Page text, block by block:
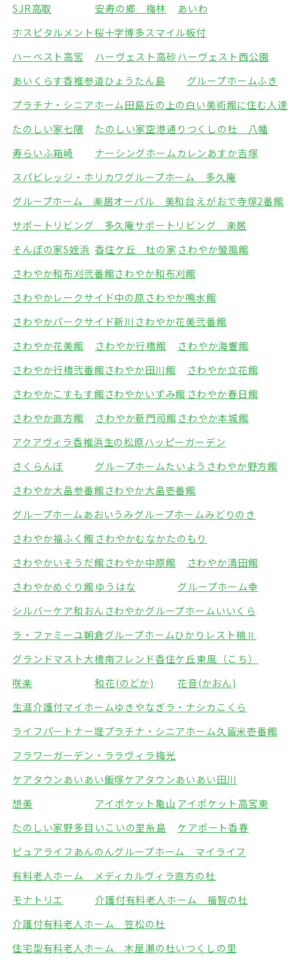
SJR高取
安寿の郷 梅林
あいわ
ホスピタルメント桜十字博多スマイル板付
ハーベスト高宮
ハーヴェスト高砂 ハーヴェスト西公園
あいくらす香椎参道ひょうたん島
グループホームふき
プラチナ・シニアホーム田島丘の上の白い美術館に住む人達
たのしい家七隈
たのしい家空港通り つくしの杜 八幡
寿らいふ箱崎
ナーシングホームカレン あすか吉塚
スパビレッジ・ホリカワ グループホーム 多久庵
グループホーム 楽居オーパル 美和台 えがおで寺塚2番館
サポートリビング 多久庵サポートリビング 楽居
そんぽの家S姪浜 香住ケ丘 杜の家 さわやか螢風館
さわやか和布刈弐番館さわやか和布刈館
さわやかレークサイド中の原さわやか鳴水館
さわやかパークサイド新川 さわやか花美弐番館
さわやか花美館
さわやか行橋館
さわやか海響館
さわやか行橋弐番館さわやか田川館
さわやか立花館
さわやかこすもす館さわやかいずみ館 さわやか春日館
さわやか直方館
さわやか新門司館 さわやか本城館
アクアヴィラ香椎浜生の松原ハッピーガーデン
さくらんぼ
グループホームたいよう さわやか野方館
さわやか大畠参番館さわやか大畠壱番館
グループホームあおいうみグループホームみどりのき
さわやか福ふく館 さわやかむなかたのもり
さわやかいそうだ館さわやか中原館
さわやか清田館
さわやかめぐり館 ゆうはな
グループホーム幸
シルバーケア和おん さわやかグループホームいいくら
ラ・ファミーユ朝倉グループホームひかり レスト楠Ⅱ
グランドマスト大橋南フレンド香住ケ丘東風（こち）
咲楽
和花(のどか)
花音(かおん)
生涯介護付マイホームゆきやなぎラ・ナシカこくら
ライフパートナー堤プラチナ・シニアホーム久留米壱番館
フラワーガーデン・ララ ヴィラ梅光
ケアタウンあいあい飯塚ケアタウンあいあい田川
想美
アイポケット亀山 アイポケット高宮東
たのしい家野多目 いこいの里糸島
ケアポート香春
ピュアライフあんのんグループホーム マイライフ
有料老人ホーム メディカルヴィラ直方の杜
モナトリエ
介護付有料老人ホーム 福智の杜
介護付有料老人ホーム 笠松の杜
住宅型有料老人ホーム 木屋瀬の杜いつくしの里